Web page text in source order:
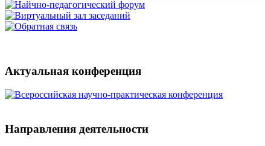
Актуальная конференция
Направления деятельности